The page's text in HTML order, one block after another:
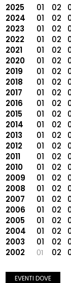
2025
01 02
2024
01 02
2023
01 02
2022
01 02
2021
01 02
2020
01 02
2019
01 02
2018
01 02
2017
01 02
2016
01 02
2015
01 02
2014
01 02
2013
01 02
2012
01 02
2011
01 02
2010
01 02
2009
01 02
2008
01 02
2007
01 02
2006
01 02
2005
01 02
2004
01 02
2003
01 02
2002
01 02
EVENTI DOVE